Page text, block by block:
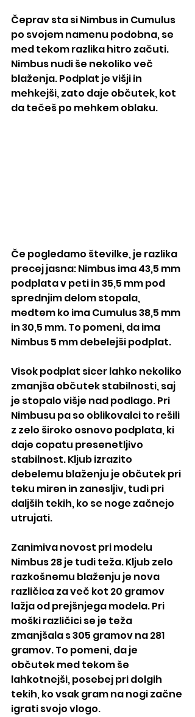
Čeprav sta si Nimbus in Cumulus
po svojem namenu podobna, se
med tekom razlika hitro začuti.
Nimbus nudi še nekoliko več
blaženja. Podplat je višji in
mehkejši, zato daje občutek, kot
da tečeš po mehkem oblaku.
Če pogledamo številke, je razlika
precej jasna: Nimbus ima 43,5 mm
podplata v peti in 35,5 mm pod
sprednjim delom stopala,
medtem ko ima Cumulus 38,5 mm
in 30,5 mm. To pomeni, da ima
Nimbus 5 mm debelejši podplat.
Visok podplat sicer lahko nekoliko
zmanjša občutek stabilnosti, saj
je stopalo višje nad podlago. Pri
Nimbusu pa so oblikovalci to rešili
z zelo široko osnovo podplata, ki
daje copatu presenetljivo
stabilnost. Kljub izrazito
debelemu blaženju je občutek pri
teku miren in zanesljiv, tudi pri
daljših tekih, ko se noge začnejo
utrujati.
Zanimiva novost pri modelu
Nimbus 28 je tudi teža. Kljub zelo
razkošnemu blaženju je nova
različica za več kot 20 gramov
lažja od prejšnjega modela. Pri
moški različici se je teža
zmanjšala s 305 gramov na 281
gramov. To pomeni, da je
občutek med tekom še
lahkotnejši, posebej pri dolgih
tekih, ko vsak gram na nogi začne
igrati svojo vlogo.